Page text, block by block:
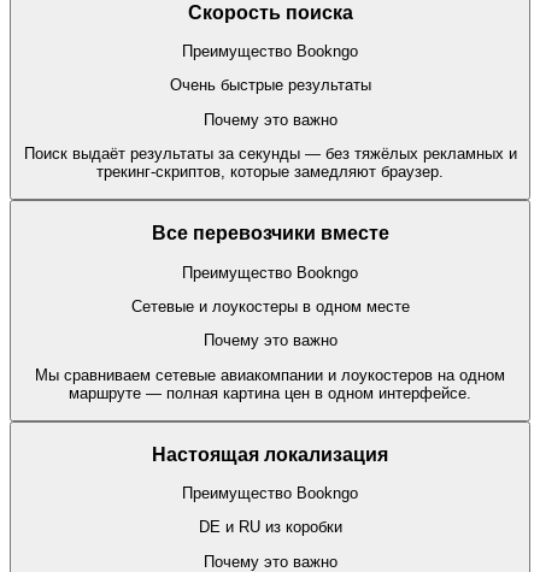
Скорость поиска
Преимущество Bookngo
Очень быстрые результаты
Почему это важно
Поиск выдаёт результаты за секунды — без тяжёлых рекламных и
трекинг-скриптов, которые замедляют браузер.
Все перевозчики вместе
Преимущество Bookngo
Сетевые и лоукостеры в одном месте
Почему это важно
Мы сравниваем сетевые авиакомпании и лоукостеров на одном
маршруте — полная картина цен в одном интерфейсе.
Настоящая локализация
Преимущество Bookngo
DE и RU из коробки
Почему это важно